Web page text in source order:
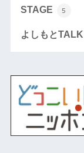
STAGE 5
よしもとTALK